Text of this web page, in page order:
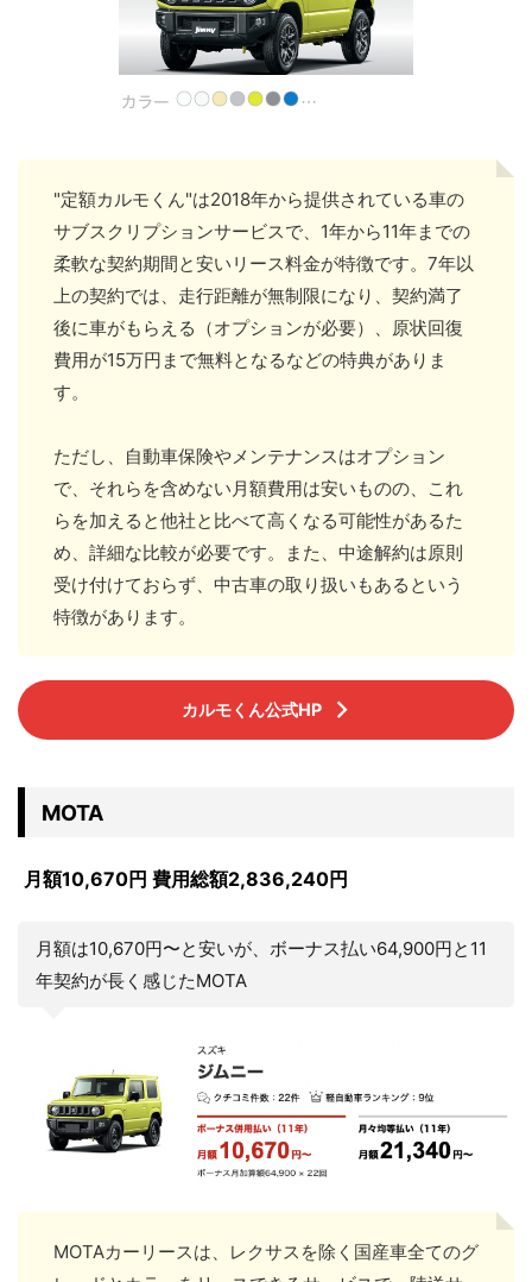
"定額カルモくん"は2018年から提供されている車の
サブスクリプションサービスで、1年から11年までの
柔軟な契約期間と安いリース料金が特徴です。7年以
上の契約では、走行距離が無制限になり、契約満了
後に車がもらえる（オプションが必要）、原状回復
費用が15万円まで無料となるなどの特典がありま
す。
ただし、自動車保険やメンテナンスはオプション
で、それらを含めない月額費用は安いものの、これ
らを加えると他社と比べて高くなる可能性があるた
め、詳細な比較が必要です。また、中途解約は原則
受け付けておらず、中古車の取り扱いもあるという
特徴があります。
カルモくん公式HP
MOTA
月額10,670円 費用総額2,836,240円
月額は10,670円〜と安いが、ボーナス払い64,900円と11
年契約が長く感じたMOTA
MOTAカーリースは、レクサスを除く国産車全てのグ